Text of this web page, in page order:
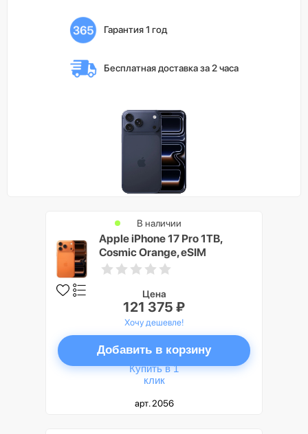
Гарантия 1 год
Бесплатная доставка за 2 часа
Apple iPhone 17 Pro 1TB,
Cosmic Orange, eSIM
В наличии
Цена
121 375 ₽
Хочу дешевле!
Добавить в корзину
Купить в 1
клик
арт. 2056